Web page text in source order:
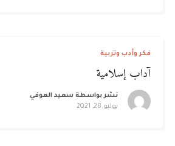
فكر وأدب وتربية
آداب إسلامية
نشر بواسطة سعيد العوفي
يوليو 28, 2021